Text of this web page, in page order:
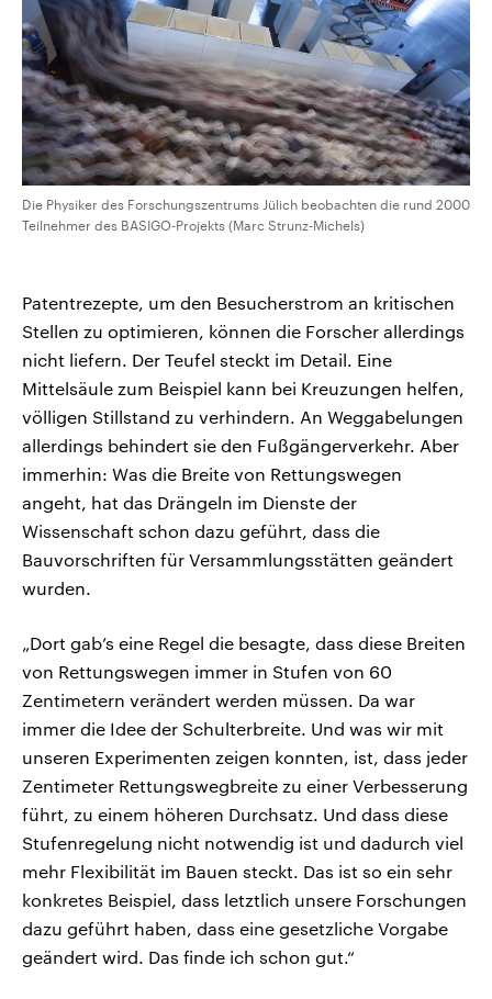
Die Physiker des Forschungszentrums Jülich beobachten die rund 2000
Teilnehmer des BASIGO-Projekts (Marc Strunz-Michels)
Patentrezepte, um den Besucherstrom an kritischen
Stellen zu optimieren, können die Forscher allerdings
nicht liefern. Der Teufel steckt im Detail. Eine
Mittelsäule zum Beispiel kann bei Kreuzungen helfen,
völligen Stillstand zu verhindern. An Weggabelungen
allerdings behindert sie den Fußgängerverkehr. Aber
immerhin: Was die Breite von Rettungswegen
angeht, hat das Drängeln im Dienste der
Wissenschaft schon dazu geführt, dass die
Bauvorschriften für Versammlungsstätten geändert
wurden.
„Dort gab’s eine Regel die besagte, dass diese Breiten
von Rettungswegen immer in Stufen von 60
Zentimetern verändert werden müssen. Da war
immer die Idee der Schulterbreite. Und was wir mit
unseren Experimenten zeigen konnten, ist, dass jeder
Zentimeter Rettungswegbreite zu einer Verbesserung
führt, zu einem höheren Durchsatz. Und dass diese
Stufenregelung nicht notwendig ist und dadurch viel
mehr Flexibilität im Bauen steckt. Das ist so ein sehr
konkretes Beispiel, dass letztlich unsere Forschungen
dazu geführt haben, dass eine gesetzliche Vorgabe
geändert wird. Das finde ich schon gut.“